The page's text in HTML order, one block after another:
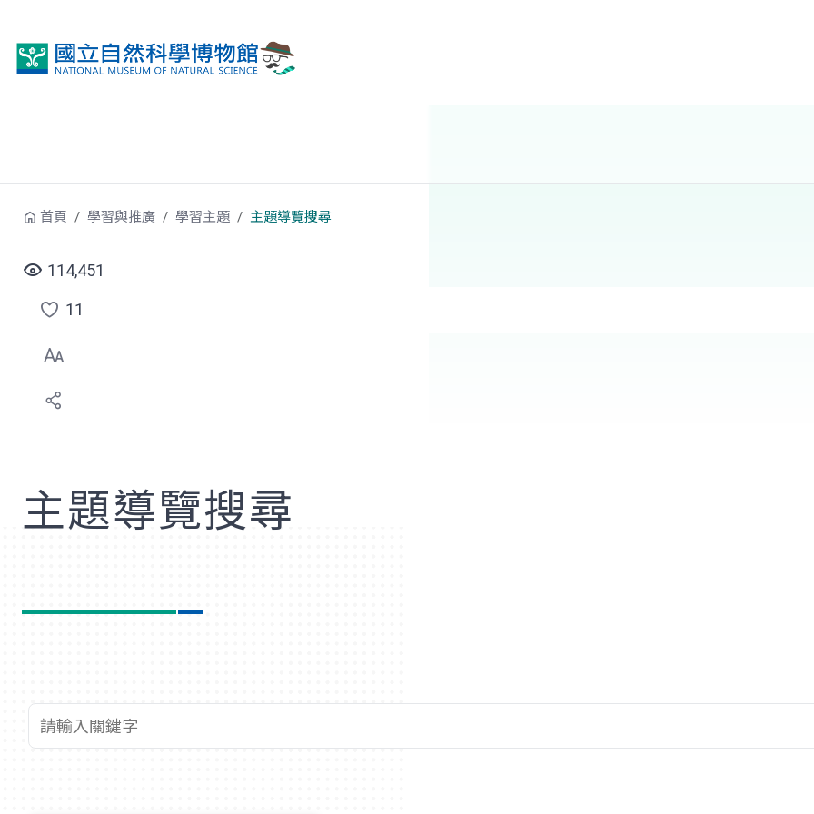
首頁 學習與推廣 學習主題 主題導覽搜尋
114,451
點
選
喜
11
主題導覽搜尋
查詢關鍵字